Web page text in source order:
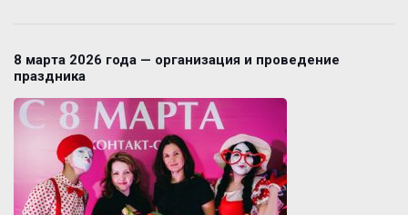
8 марта 2026 года — организация и проведение
праздника